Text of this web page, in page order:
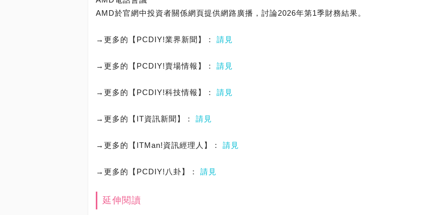
AMD於官網中投資者關係網頁提供網路廣播，討論2026年第1季財務結果。
→更多的【PCDIY!業界新聞】： 請見
→更多的【PCDIY!賣場情報】： 請見
→更多的【PCDIY!科技情報】： 請見
→更多的【IT資訊新聞】： 請見
→更多的【ITMan!資訊經理人】： 請見
→更多的【PCDIY!八卦】： 請見
延伸閱讀